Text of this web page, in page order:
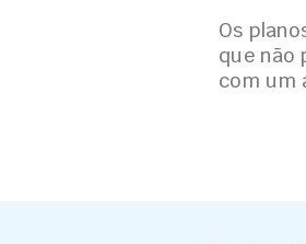
Os
que não
com um